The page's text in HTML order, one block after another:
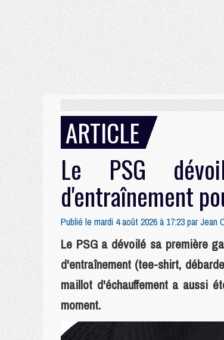
ARTICLE
Le PSG
d'entraînement
Publié le mardi 4 août 2026 à 17:23 parJean
Le PSG a dévoilé sa première
d'entraînement (tee-shirt,
maillot d'échauffement a aussi
moment.